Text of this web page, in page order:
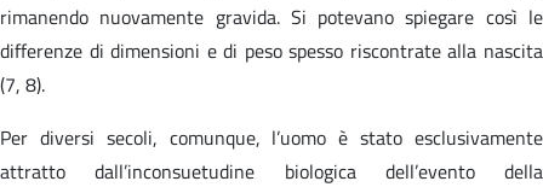
rimanendo nuovamente gravida. Si potevano spiegare così le
differenze di dimensioni e di peso spesso riscontrate alla nascita
(7, 8).
Per diversi secoli, comunque, l’uomo è stato esclusivamente
attratto dall’inconsuetudine biologica dell’evento della